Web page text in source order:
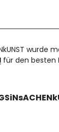
für den besten